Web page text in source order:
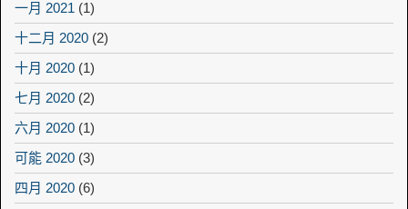
一月 2021 (1)
十二月 2020 (2)
十月 2020 (1)
七月 2020 (2)
六月 2020 (1)
可能 2020 (3)
四月 2020 (6)